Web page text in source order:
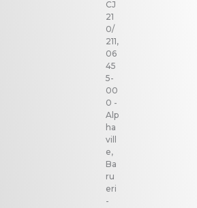
CJ
21
0/
211,
06
45
5-
00
0 -
Alp
ha
vill
e,
Ba
ru
eri
-